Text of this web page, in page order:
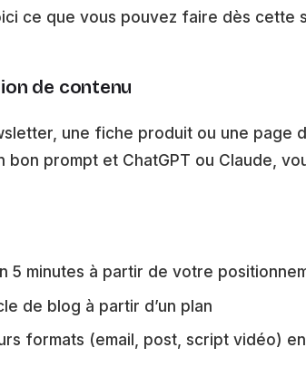
ce que vous pouvez faire dès cette
de contenu
une fiche produit ou une page
bon prompt et ChatGPT ou Claude,
5 minutes à partir de votre
de blog à partir d’un plan
formats (email, post, script vidéo)